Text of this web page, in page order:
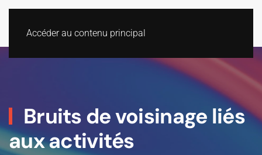
Accéder au contenu principal
Bruits de voisinage liés
aux activités